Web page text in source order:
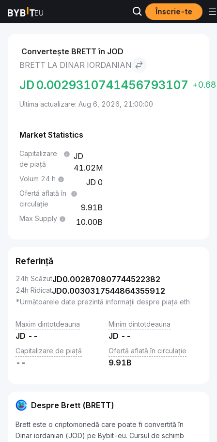
Înscrie-te
Piețe Brett Price BRETT Brett to Dinar iordanian
Convertește BRETT în JOD
BRETT LA DINAR IORDANIAN
JD 0.0029310741456793107
Ultima actualizare: Aug 6, 2026, 21:00:00
Market Statistics
Capitalizare
de piață
41.02M
Volum 24 h 0
Ofertă aflată în
circulație
9.91B
Max Supply 10.00B
Referință
24h ScăzutJD0.002870807744522382
24h RidicatJD0.0030317544864355912
*Următoarele date prezintă informații despre piața eth
Maxim dintotdeauna
JD --
Minim dintotdeauna
JD --
Capitalizare de piață
--
Ofertă aflată în circulație
9.91B
Despre Brett (BRETT)
Brett este o criptomonedă care poate fi convertită în
Dinar iordanian (JOD) pe Bybit-eu. Cursul de schimb